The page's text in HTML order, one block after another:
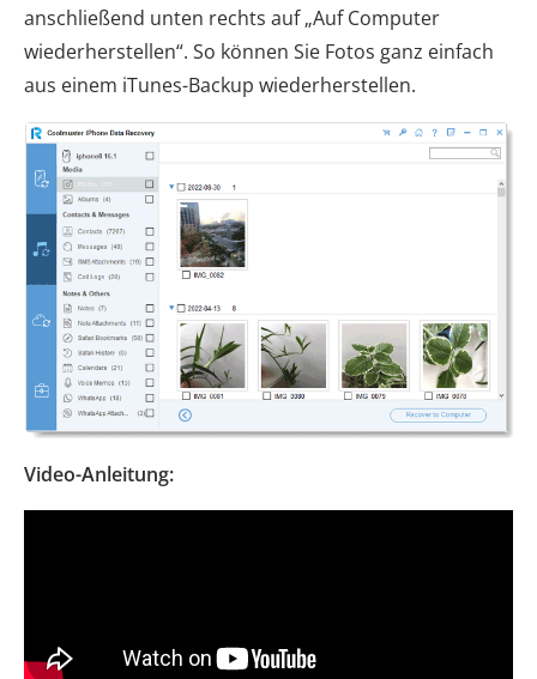
anschließend unten rechts auf „Auf Computer
wiederherstellen“. So können Sie Fotos ganz einfach
aus einem iTunes-Backup wiederherstellen.
Video-Anleitung: